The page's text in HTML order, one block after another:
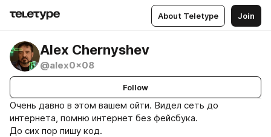
About Teletype Join
Alex Chernyshev
@alex0x08
Follow
Очень давно в этом вашем ойти. Видел сеть до
интернета, помню интернет без фейсбука.
До сих пор пишу код.